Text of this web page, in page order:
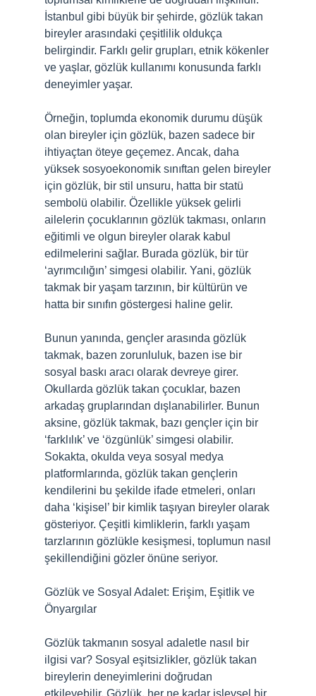
İstanbul gibi büyük bir şehirde, gözlük takan
bireyler arasındaki çeşitlilik oldukça
belirgindir. Farklı gelir grupları, etnik kökenler
ve yaşlar, gözlük kullanımı konusunda farklı
deneyimler yaşar.
Örneğin, toplumda ekonomik durumu düşük
olan bireyler için gözlük, bazen sadece bir
ihtiyaçtan öteye geçemez. Ancak, daha
yüksek sosyoekonomik sınıftan gelen bireyler
için gözlük, bir stil unsuru, hatta bir statü
sembolü olabilir. Özellikle yüksek gelirli
ailelerin çocuklarının gözlük takması, onların
eğitimli ve olgun bireyler olarak kabul
edilmelerini sağlar. Burada gözlük, bir tür
‘ayrımcılığın’ simgesi olabilir. Yani, gözlük
takmak bir yaşam tarzının, bir kültürün ve
hatta bir sınıfın göstergesi haline gelir.
Bunun yanında, gençler arasında gözlük
takmak, bazen zorunluluk, bazen ise bir
sosyal baskı aracı olarak devreye girer.
Okullarda gözlük takan çocuklar, bazen
arkadaş gruplarından dışlanabilirler. Bunun
aksine, gözlük takmak, bazı gençler için bir
‘farklılık’ ve ‘özgünlük’ simgesi olabilir.
Sokakta, okulda veya sosyal medya
platformlarında, gözlük takan gençlerin
kendilerini bu şekilde ifade etmeleri, onları
daha ‘kişisel’ bir kimlik taşıyan bireyler olarak
gösteriyor. Çeşitli kimliklerin, farklı yaşam
tarzlarının gözlükle kesişmesi, toplumun nasıl
şekillendiğini gözler önüne seriyor.
Gözlük ve Sosyal Adalet: Erişim, Eşitlik ve
Önyargılar
Gözlük takmanın sosyal adaletle nasıl bir
ilgisi var? Sosyal eşitsizlikler, gözlük takan
bireylerin deneyimlerini doğrudan
etkileyebilir. Gözlük, her ne kadar işlevsel bir